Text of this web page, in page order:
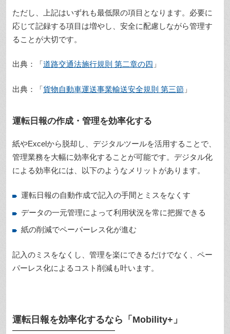
ただし、上記はいずれも最低限の項目となります。必要に
応じて記録する項目は増やし、安全に配慮しながら管理す
ることが大切です。
出典：「道路交通法施行規則 第二章の四 」
出典：「貨物自動車運送事業輸送安全規則 第三節 」
運転日報の作成・管理を効率化する
紙やExcelから脱却し、デジタルツールを活用することで、
管理業務を大幅に効率化することが可能です。デジタル化
による効率化には、以下のようなメリットがあります。
運転日報の自動作成で記入の手間とミスをなくす
データの一元管理によって利用状況を常に把握できる
紙の削減でペーパーレス化が進む
記入のミスをなくし、管理を楽にできるだけでなく、ペー
パーレス化によるコスト削減も叶います。
運転日報を効率化するなら「Mobility+」